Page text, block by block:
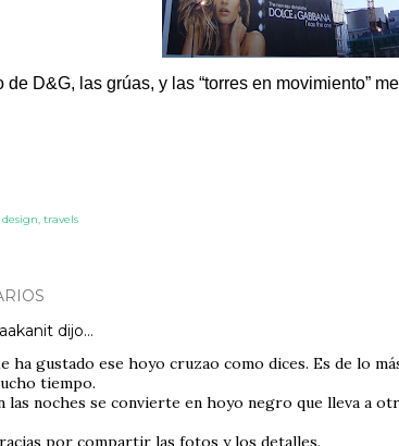
de D&G, las grúas, y las “torres en movimiento”
design travels
dijo…
ha gustado ese hoyo cruzao como dices. Es de lo
tiempo.
las noches se convierte en hoyo negro que lleva a
por compartir las fotos y los detalles.